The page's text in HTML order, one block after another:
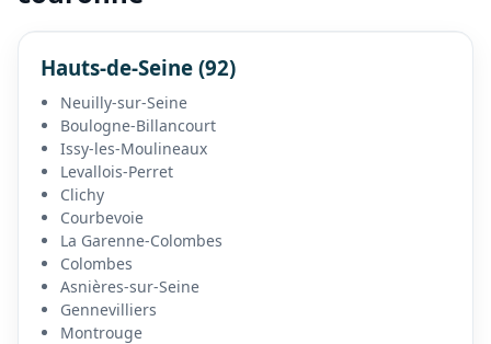
Hauts-de-Seine (92)
Neuilly-sur-Seine
Boulogne-Billancourt
Issy-les-Moulineaux
Levallois-Perret
Clichy
Courbevoie
La Garenne-Colombes
Colombes
Asnières-sur-Seine
Gennevilliers
Montrouge